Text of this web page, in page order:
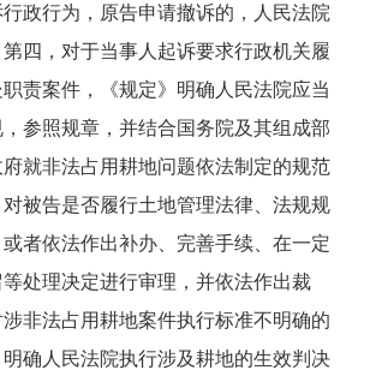
政行为，原告申请撤诉的，人民法院
四，对于当事人起诉要求行政机关履
责案件，《规定》明确人民法院应当
参照规章，并结合国务院及其组成部
就非法占用耕地问题依法制定的规范
被告是否履行土地管理法律、法规规
者依法作出补办、完善手续、在一定
处理决定进行审理，并依法作出裁
非法占用耕地案件执行标准不明确的
确人民法院执行涉及耕地的生效判决